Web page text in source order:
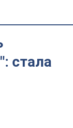
стала